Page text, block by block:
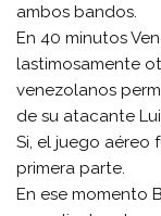
ambos bandos.
En 40 minutos
lastimosamente
venezolanos
de su atacante
Si, el juego aéreo
primera parte.
En ese momento